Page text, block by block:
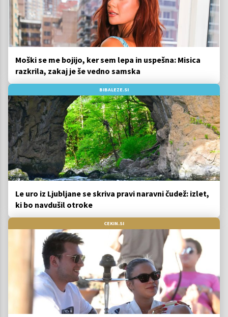
Moški se me bojijo, ker sem lepa in uspešna: Misica
razkrila, zakaj je še vedno samska
BIBALEZE.SI
Le uro iz Ljubljane se skriva pravi naravni čudež: izlet,
ki bo navdušil otroke
CEKIN.SI